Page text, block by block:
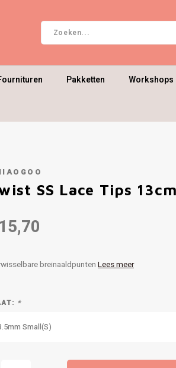
Pakketten Workshops
SS Lace Tips 13cm
breinaaldpunten Lees meer
*
Small(S)